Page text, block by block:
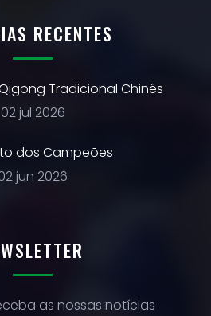
RECENTES
Qigong Tradicional Chinês
02 jul 2026
dos Campeões
jun 2026
as nossas notícias